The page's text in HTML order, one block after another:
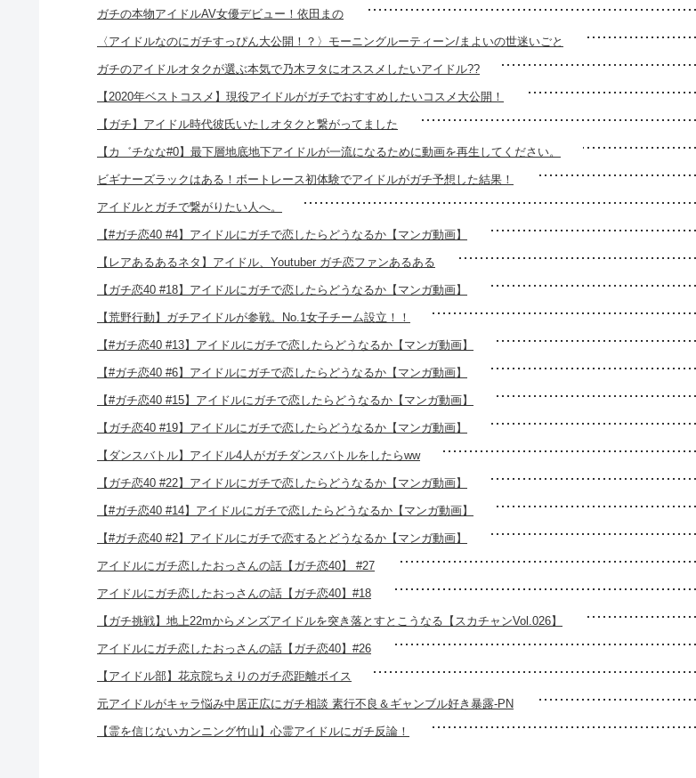
ガチの本物アイドルAV女優デビュー！依田まの
〈アイドルなのにガチすっぴん大公開！？〉モーニングルーティーン/まよいの世迷いごと
ガチのアイドルオタクが選ぶ本気で乃木ヲタにオススメしたいアイドル??
【2020年ベストコスメ】現役アイドルがガチでおすすめしたいコスメ大公開！
【ガチ】アイドル時代彼氏いたしオタクと繋がってました
【カ゛チなな#0】最下層地底地下アイドルが一流になるために動画を再生してください。
ビギナーズラックはある！ボートレース初体験でアイドルがガチ予想した結果！
アイドルとガチで繋がりたい人へ。
【#ガチ恋40 #4】アイドルにガチで恋したらどうなるか【マンガ動画】
【レアあるあるネタ】アイドル、Youtuber ガチ恋ファンあるある
【ガチ恋40 #18】アイドルにガチで恋したらどうなるか【マンガ動画】
【荒野行動】ガチアイドルが参戦。No.1女子チーム設立！！
【#ガチ恋40 #13】アイドルにガチで恋したらどうなるか【マンガ動画】
【#ガチ恋40 #6】アイドルにガチで恋したらどうなるか【マンガ動画】
【#ガチ恋40 #15】アイドルにガチで恋したらどうなるか【マンガ動画】
【ガチ恋40 #19】アイドルにガチで恋したらどうなるか【マンガ動画】
【ダンスバトル】アイドル4人がガチダンスバトルをしたらww
【ガチ恋40 #22】アイドルにガチで恋したらどうなるか【マンガ動画】
【#ガチ恋40 #14】アイドルにガチで恋したらどうなるか【マンガ動画】
【#ガチ恋40 #2】アイドルにガチで恋するとどうなるか【マンガ動画】
アイドルにガチ恋したおっさんの話【ガチ恋40】 #27
アイドルにガチ恋したおっさんの話【ガチ恋40】#18
【ガチ挑戦】地上22mからメンズアイドルを突き落とすとこうなる【スカチャンVol.026】
アイドルにガチ恋したおっさんの話【ガチ恋40】#26
【アイドル部】花京院ちえりのガチ恋距離ボイス
元アイドルがキャラ悩み中居正広にガチ相談 素行不良＆ギャンブル好き暴露-PN
【霊を信じないカンニング竹山】心霊アイドルにガチ反論！